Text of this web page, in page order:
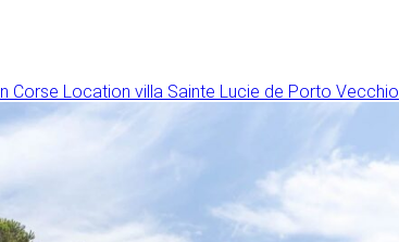
Corse Location villa Sainte Lucie de Porto Vecchio